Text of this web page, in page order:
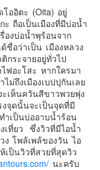
โออิตะ (Oita) อยู่
ะ ถือเป็นเมืองที่มีบ่อน้ำ
งบ่อน้ำพุร้อนจาก
อว่าเป็น เมืองหลวง
กระจายอยู่ทั่วไป
ฟอะโสะ หากใครมา
ม่ถึงเมืองเบปปุกันเลย
เห็นควันสีขาวพวยพุ่ง
จุดนั้นจะเป็นจุดที่มี
เป็นบ่ออาบน้ำร้อน
เที่ยว ซึ่งวิวที่มีไอน้ำ
ง โพล้เพล้ของวัน ไอ
เป็นวิวที่สวยที่สุดวิว
นะครับ